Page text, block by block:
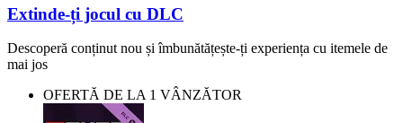
Extinde-ți jocul cu DLC
Descoperă conținut nou și îmbunătățește-ți experiența cu itemele de
mai jos
OFERTĂ DE LA 1 VÂNZĂTOR